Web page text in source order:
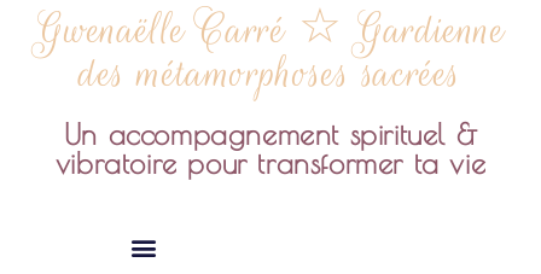
Gwenaëlle Carré ☆ Gardienne
des métamorphoses sacrées
Un accompagnement spirituel &
vibratoire pour transformer ta vie